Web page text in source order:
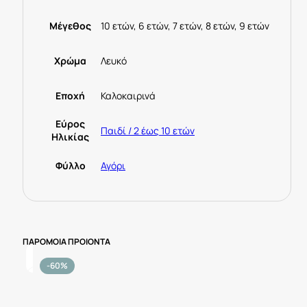
Μέγεθος 10 ετών, 6 ετών, 7 ετών, 8 ετών, 9 ετών
Χρώμα Λευκό
Εποχή Καλοκαιρινά
Εύρος
Ηλικίας
Παιδί / 2 έως 10 ετών
Φύλλο Αγόρι
ΠΑΡΟΜΟΙΑ ΠΡΟΙΟΝΤΑ
-60%